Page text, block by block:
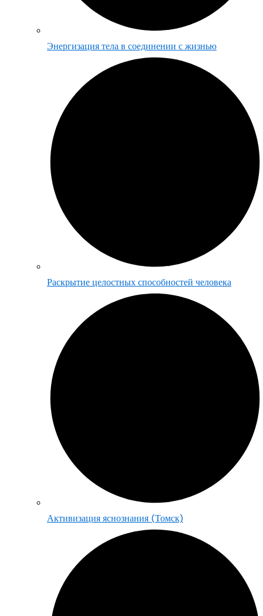
Энергизация тела в соединении с жизнью
Раскрытие целостных способностей человека
Активизация яснознания (Томск)